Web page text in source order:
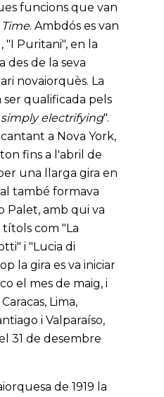
funcions que van
Time. Ambdós es van
Puritani", en la
des de la seva
novaiorquès. La
ser qualificada pels
simply electrifying".
a Nova York,
fins a l'abril de
una llarga gira en
també formava
Palet, amb qui va
com "La
i "Lucia di
la gira es va iniciar
el mes de maig, i
Lima,
i Valparaíso,
31 de desembre
de 1919 la